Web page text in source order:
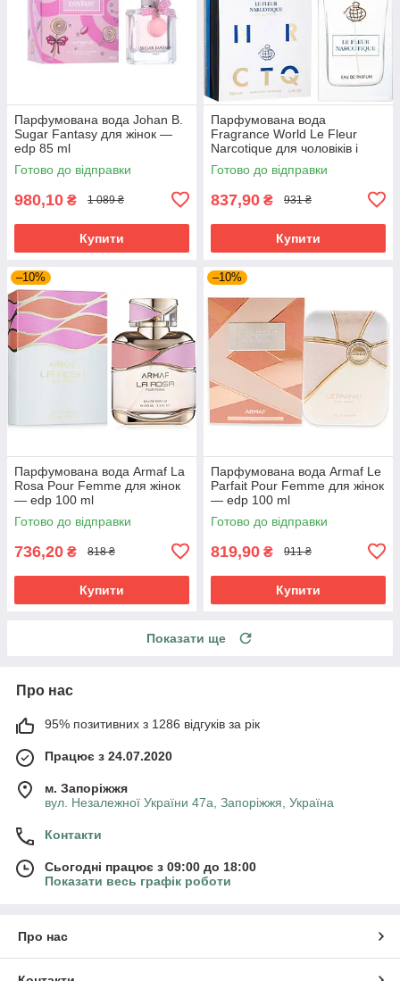
Парфумована вода Johan B.
Sugar Fantasy для жінок —
edp 85 ml
Готово до відправки
980,10 ₴ 1 089 ₴
Купити
Парфумована вода
Fragrance World Le Fleur
Narcotique для чоловіків і
жінок edp 100 ml
Готово до відправки
837,90 ₴ 931 ₴
Купити
–10%
Парфумована вода Armaf La
Rosa Pour Femme для жінок
— edp 100 ml
Готово до відправки
736,20 ₴ 818 ₴
Купити
–10%
Парфумована вода Armaf Le
Parfait Pour Femme для жінок
— edp 100 ml
Готово до відправки
819,90 ₴ 911 ₴
Купити
Показати ще
Про нас
95% позитивних з 1286 відгуків за рік
Працює з 24.07.2020
м. Запоріжжя
вул. Незалежної України 47а, Запоріжжя, Україна
Контакти
Сьогодні працює з 09:00 до 18:00
Показати весь графік роботи
Про нас